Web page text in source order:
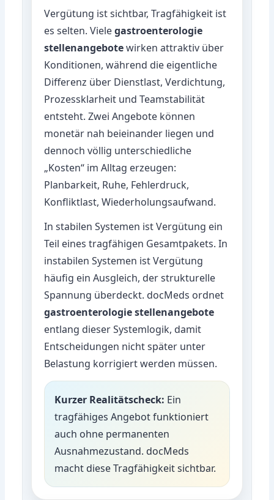
Vergütung ist sichtbar, Tragfähigkeit ist
es selten. Vielegastroenterologie
stellenangebotewirken attraktiv über
Konditionen, während die eigentliche
Differenz über Dienstlast, Verdichtung,
Prozessklarheit und Teamstabilität
entsteht. Zwei Angebote können
monetär nah beieinander liegen und
dennoch völlig unterschiedliche
„Kosten“ im Alltag erzeugen:
Planbarkeit, Ruhe, Fehlerdruck,
Konfliktlast, Wiederholungsaufwand.
In stabilen Systemen ist Vergütung ein
Teil eines tragfähigen Gesamtpakets. In
instabilen Systemen ist Vergütung
häufig ein Ausgleich, der strukturelle
Spannung überdeckt. docMeds ordnet
gastroenterologie stellenangebote
entlang dieser Systemlogik, damit
Entscheidungen nicht später unter
Belastung korrigiert werden müssen.
Kurzer Realitätscheck: Ein
tragfähiges Angebot funktioniert
auch ohne permanenten
Ausnahmezustand. docMeds
macht diese Tragfähigkeit sichtbar.